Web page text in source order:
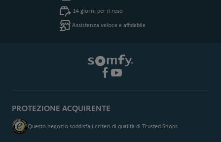
14 giorni per il reso
Assistenza veloce e affidabile
PROTEZIONE ACQUIRENTE
Questo negozio soddisfa i criteri di qualità di Trusted Shops